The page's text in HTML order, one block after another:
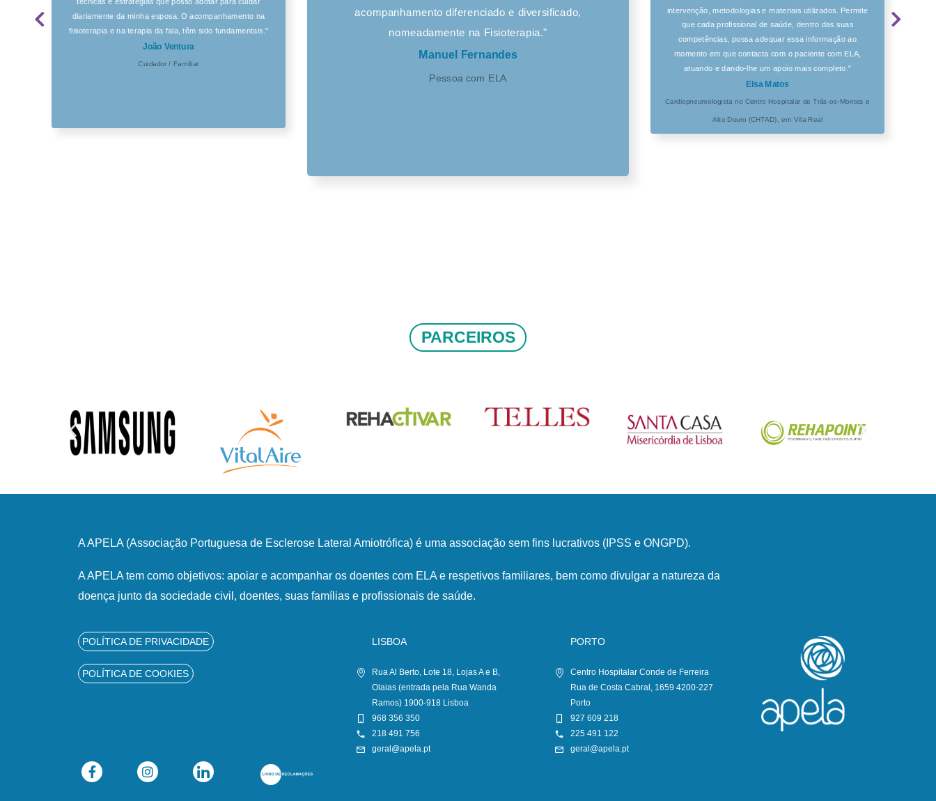
diariamente da minha esposa. O acompanhamento na
fisioterapia e na terapia da fala, têm sido fundamentais."
João Ventura
Cuidador / Familiar
acompanhamento diferenciado e diversificado,
nomeadamente na Fisioterapia."
Manuel Fernandes
Pessoa com ELA
intervenção, metodologias e materiais utilizados. Permite
que cada profissional de saúde, dentro das suas
competências, possa adequar essa informação ao
momento em que contacta com o paciente com ELA,
atuando e dando-lhe um apoio mais completo."
Elsa Matos
Cardiopneumologista no Centro Hospitalar de Trás-os-Montes e
Alto Douro (CHTAD), em Vila Real
PARCEIROS
A APELA (Associação Portuguesa de Esclerose Lateral Amiotrófica) é uma associação sem fins lucrativos (IPSS e ONGPD).
A APELA tem como objetivos: apoiar e acompanhar os doentes com ELA e respetivos familiares, bem como divulgar a natureza da
doença junto da sociedade civil, doentes, suas famílias e profissionais de saúde.
POLÍTICA DE PRIVACIDADE
POLÍTICA DE COOKIES
LISBOA
Rua Al Berto, Lote 18, Lojas A e B,
Olaias (entrada pela Rua Wanda
Ramos) 1900-918 Lisboa
968 356 350
218 491 756
geral@apela.pt
PORTO
Centro Hospitalar Conde de Ferreira
Rua de Costa Cabral, 1659 4200-227
Porto
927 609 218
225 491 122
geral@apela.pt